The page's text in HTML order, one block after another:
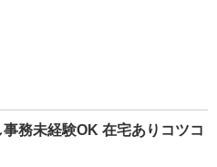
務未経験OK 在宅ありコツコ